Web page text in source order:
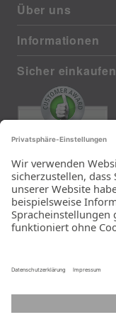
Über uns
Informationen
Sicher einkaufen
387 reviews from real customers
(last 12 months)
Total: 11280
Sehr schnelle Lieferung
mit DHL Der Lieferkarton
enthielt eine hübsche
Tasche genau in der
Größe des bestellten
Kopfkissens. Das Kissen
wurde also für den